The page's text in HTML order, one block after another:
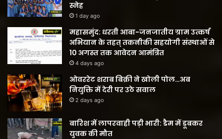
स्नेह
1 day ago
महासमुंद: धरती आबा-जनजातीय ग्राम उत्कर्ष
अभियान के तहत् तकनीकी सहयोगी संस्थाओं से
10 अगस्त तक आवेदन आमंत्रित
4 days ago
ओवररेट शराब बिक्री ने खोली पोल…अब
नियुक्ति में देरी पर उठे सवाल
2 days ago
बारिश में लापरवाही पड़ी भारी: डैम में डूबकर
युवक की मौत